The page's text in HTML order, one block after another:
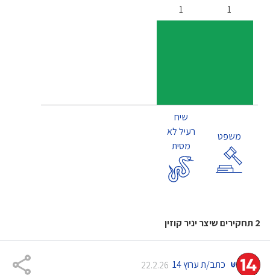
1
1
משפט
שיח
רעיל לא
מסית
2 תחקירים שיצר יניר קוזין
כתב/ת ערוץ 14 22.2.26